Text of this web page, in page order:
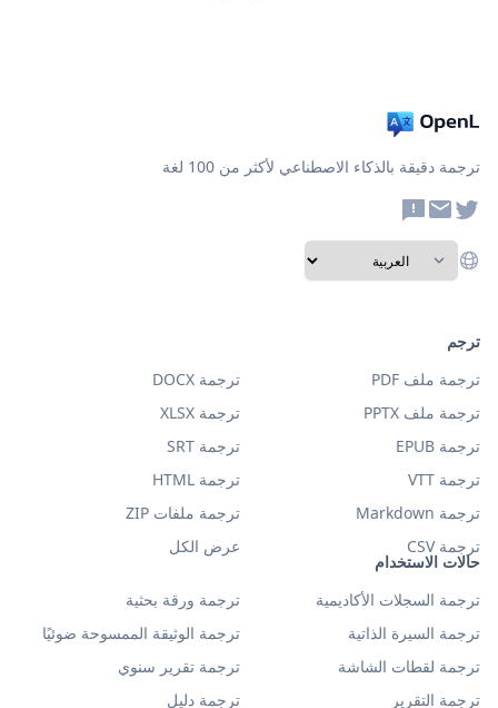
ترجمة دقيقة بالذكاء الاصطناعي لأكثر من 100 لغة
حالات الاستخدام
ترجمة السجلات الأكاديمية
ترجمة ورقة بحثية
ترجمة السيرة الذاتية
ترجمة الوثيقة الممسوحة ضوئيًا
ترجمة لقطات الشاشة
ترجمة تقرير سنوي
ترجمة التقرير
ترجمة دليل
ترجم
ترجمة ملف PDF
ترجمة DOCX
ترجمة ملف PPTX
ترجمة XLSX
ترجمة EPUB
ترجمة SRT
ترجمة VTT
ترجمة HTML
ترجمة Markdown
ترجمة ملفات ZIP
ترجمة CSV
عرض الكل